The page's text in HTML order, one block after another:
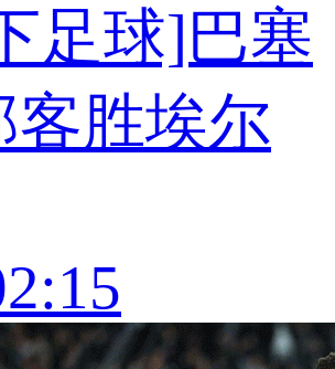
足球]巴塞
客胜埃尔